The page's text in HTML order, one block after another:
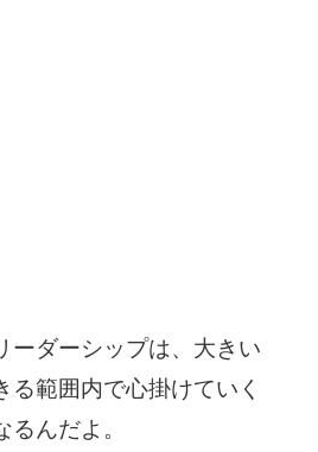
ーダーシップは、大きい
範囲内で心掛けていく
んだよ。